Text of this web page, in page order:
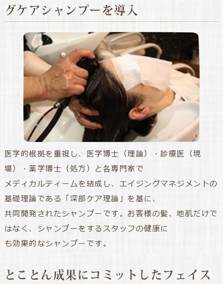
グケアシャンプーを導入
医学的根拠を重視し、医学博士（理論）・診療医（現
場）・薬学博士（処方）と各専門家で
メディカルティームを結成し、エイジングマネジメントの
基礎理論である「深部ケア理論」を基に、
共同開発されたシャンプーです。お客様の髪、地肌だけで
はなく、シャンプーをするスタッフの健康に
も効果的なシャンプーです。
とことん成果にコミットしたフェイス